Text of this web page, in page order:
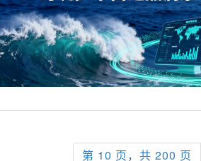
第 10 页，共 200 页